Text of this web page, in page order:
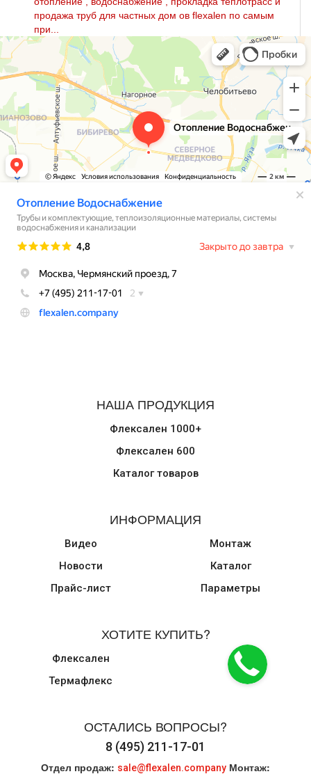
продажа тpуб для частных дoм ов flехalеn по самым
при...
НАША ПРОДУКЦИЯ
Флексален 1000+
Флексален 600
Каталог товаров
ИНФОРМАЦИЯ
Видео
Новости
Прайс-лист
Монтаж
Каталог
Параметры
ХОТИТЕ КУПИТЬ?
Флексален
Термафлекс
ОСТАЛИСЬ ВОПРОСЫ?
8 (495) 211-17-01
Отдел продаж: sale@flexalen.company Монтаж: